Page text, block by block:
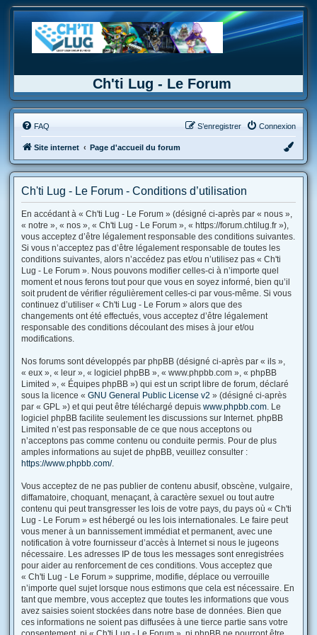
Ch'ti Lug - Le Forum
FAQ Connexion
S’enregistrer
Site internet Page d'accueil du forum
Ch'ti Lug - Le Forum - Conditions d’utilisation
En accédant à « Ch'ti Lug - Le Forum » (désigné ci-après par « nous »,
« notre », « nos », « Ch'ti Lug - Le Forum », « https://forum.chtilug.fr »),
vous acceptez d’être légalement responsable des conditions suivantes.
Si vous n’acceptez pas d’être légalement responsable de toutes les
conditions suivantes, alors n’accédez pas et/ou n’utilisez pas « Ch'ti
Lug - Le Forum ». Nous pouvons modifier celles-ci à n’importe quel
moment et nous ferons tout pour que vous en soyez informé, bien qu’il
soit prudent de vérifier régulièrement celles-ci par vous-même. Si vous
continuez d’utiliser « Ch'ti Lug - Le Forum » alors que des
changements ont été effectués, vous acceptez d’être légalement
responsable des conditions découlant des mises à jour et/ou
modifications.
Nos forums sont développés par phpBB (désigné ci-après par « ils »,
« eux », « leur », « logiciel phpBB », « www.phpbb.com », « phpBB
Limited », « Équipes phpBB ») qui est un script libre de forum, déclaré
sous la licence « GNU General Public License v2 » (désigné ci-après
par « GPL ») et qui peut être téléchargé depuis www.phpbb.com. Le
logiciel phpBB facilite seulement les discussions sur Internet. phpBB
Limited n’est pas responsable de ce que nous acceptons ou
n’acceptons pas comme contenu ou conduite permis. Pour de plus
amples informations au sujet de phpBB, veuillez consulter :
https://www.phpbb.com/.
Vous acceptez de ne pas publier de contenu abusif, obscène, vulgaire,
diffamatoire, choquant, menaçant, à caractère sexuel ou tout autre
contenu qui peut transgresser les lois de votre pays, du pays où « Ch'ti
Lug - Le Forum » est hébergé ou les lois internationales. Le faire peut
vous mener à un bannissement immédiat et permanent, avec une
notification à votre fournisseur d’accès à Internet si nous le jugeons
nécessaire. Les adresses IP de tous les messages sont enregistrées
pour aider au renforcement de ces conditions. Vous acceptez que
« Ch'ti Lug - Le Forum » supprime, modifie, déplace ou verrouille
n’importe quel sujet lorsque nous estimons que cela est nécessaire. En
tant que membre, vous acceptez que toutes les informations que vous
avez saisies soient stockées dans notre base de données. Bien que
ces informations ne soient pas diffusées à une tierce partie sans votre